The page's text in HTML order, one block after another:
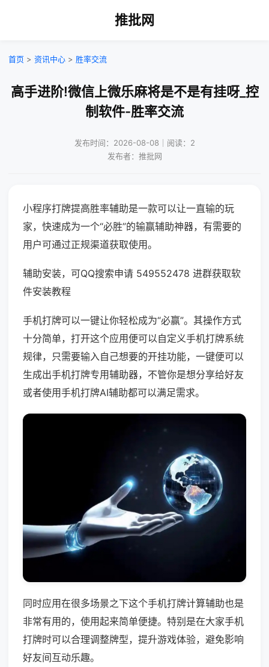
推批网
首页 > 资讯中心 > 胜率交流
高手进阶!微信上微乐麻将是不是有挂呀_控
制软件-胜率交流
发布时间：2026-08-08｜阅读：2
发布者：推批网
小程序打牌提高胜率辅助是一款可以让一直输的玩
家，快速成为一个“必胜”的输赢辅助神器，有需要的
用户可通过正规渠道获取使用。
辅助安装，可QQ搜索申请 549552478 进群获取软
件安装教程
手机打牌可以一键让你轻松成为“必赢”。其操作方式
十分简单，打开这个应用便可以自定义手机打牌系统
规律，只需要输入自己想要的开挂功能，一键便可以
生成出手机打牌专用辅助器，不管你是想分享给好友
或者使用手机打牌AI辅助都可以满足需求。
同时应用在很多场景之下这个手机打牌计算辅助也是
非常有用的，使用起来简单便捷。特别是在大家手机
打牌时可以合理调整牌型，提升游戏体验，避免影响
好友间互动乐趣。